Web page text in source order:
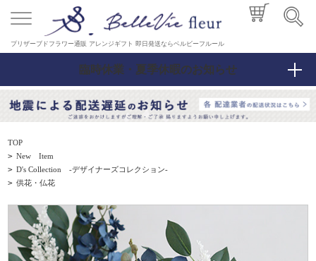
プリザーブドフラワー通販 アレンジギフト 即日発送ならベルビーフルール
臨時休業・夏季休暇のお知らせ
TOP
> New Item
> D's Collection -デザイナーズコレクション-
> 供花・仏花